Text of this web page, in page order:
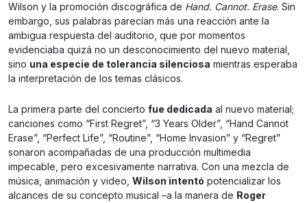
Wilson y la promoción discográfica de Hand. Cannot. Erase. Sin
embargo, sus palabras parecían más una reacción ante la
ambigua respuesta del auditorio, que por momentos
evidenciaba quizá no un desconocimiento del nuevo material,
sino una especie de tolerancia silenciosa mientras esperaba
la interpretación de los temas clásicos.
La primera parte del concierto fue dedicada al nuevo material;
canciones como “First Regret”, “3 Years Older”, “Hand Cannot
Erase”, “Perfect Life”, “Routine”, “Home Invasion” y “Regret”
sonaron acompañadas de una producción multimedia
impecable, pero excesivamente narrativa. Con una mezcla de
música, animación y video, Wilson intentó potencializar los
alcances de su concepto musical –a la manera de Roger